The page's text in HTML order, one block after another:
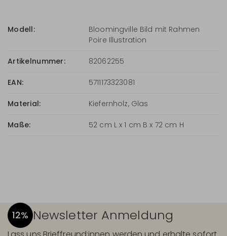
Modell:
Bloomingville Bild mit Rahmen
Poire Illustration
Artikelnummer: 82062255
EAN: 5711173323081
Material: Kiefernholz, Glas
Maße: 52 cm L x 1 cm B x 72 cm H
12% Newsletter Anmeldung